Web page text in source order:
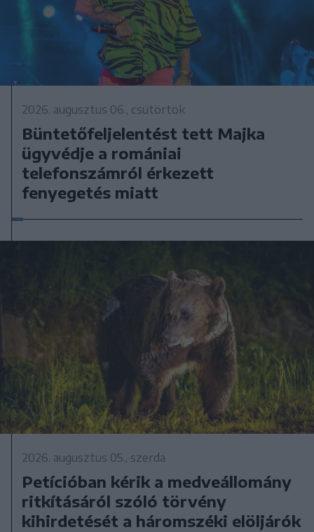
2026. augusztus 06., csütörtök
Büntetőfeljelentést tett Majka
ügyvédje a romániai
telefonszámról érkezett
fenyegetés miatt
2026. augusztus 05., szerda
Petícióban kérik a medveállomány
ritkításáról szóló törvény
kihirdetését a háromszéki elöljárók